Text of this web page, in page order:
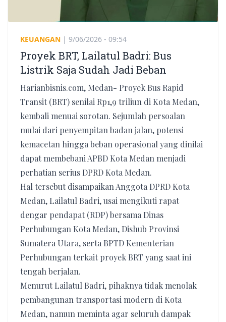
KEUANGAN | 9/06/2026 - 09:54
Proyek BRT, Lailatul Badri: Bus
Listrik Saja Sudah Jadi Beban
Harianbisnis.com, Medan- Proyek Bus Rapid
Transit (BRT) senilai Rp1,9 triliun di Kota Medan,
kembali menuai sorotan. Sejumlah persoalan
mulai dari penyempitan badan jalan, potensi
kemacetan hingga beban operasional yang dinilai
dapat membebani APBD Kota Medan menjadi
perhatian serius DPRD Kota Medan.
Hal tersebut disampaikan Anggota DPRD Kota
Medan, Lailatul Badri, usai mengikuti rapat
dengar pendapat (RDP) bersama Dinas
Perhubungan Kota Medan, Dishub Provinsi
Sumatera Utara, serta BPTD Kementerian
Perhubungan terkait proyek BRT yang saat ini
tengah berjalan.
Menurut Lailatul Badri, pihaknya tidak menolak
pembangunan transportasi modern di Kota
Medan, namun meminta agar seluruh dampak